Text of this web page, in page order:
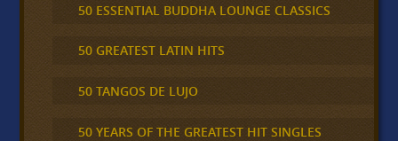
50 ESSENTIAL BUDDHA LOUNGE CLASSICS
50 GREATEST LATIN HITS
50 TANGOS DE LUJO
50 YEARS OF THE GREATEST HIT SINGLES